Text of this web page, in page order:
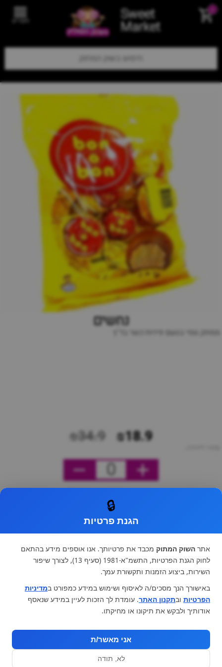
Sweet
Market תפריט
נחשים
ממתק גומי בטעם פירות כשר בד"ץ
₪18.9
₪34.9
0
🔒
הגנת פרטיות
אתר השוק המתוק מכבד את פרטיותך. אנו אוספים מידע בהתאם
לחוק הגנת הפרטיות, התשמ"א-1981 (סעיף 13), לצורך שיפור
השירות, ביצוע הזמנות ותקשורת עמך.
באישורך הנך מסכים/ה לאיסוף ושימוש במידע כמפורט במדיניות
הפרטיות ובתקנון האתר. עומדת לך הזכות לעיין במידע שנאסף
אודותיך ולבקש את תיקונו או מחיקתו.
אני מאשר/ת
לא, תודה